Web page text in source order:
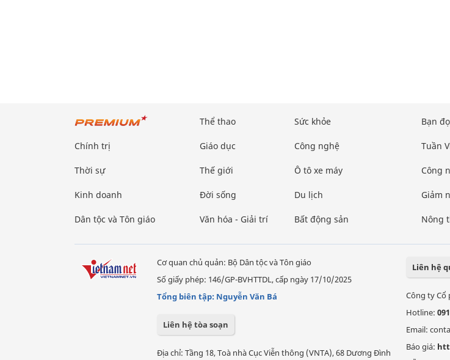
Chính trị
Thời sự
Kinh doanh
Dân tộc và Tôn giáo
Thể thao
Giáo dục
Thế giới
Đời sống
Văn hóa - Giải trí
Sức khỏe
Công nghệ
Ô tô xe máy
Du lịch
Bất động sản
Bạn
Tuần
Công
Giảm
Nông
Cơ quan chủ quản: Bộ Dân tộc và Tôn giáo
Số giấy phép: 146/GP-BVHTTDL, cấp ngày 17/10/2025
Tổng biên tập: Nguyễn Văn Bá
Liên hệ tòa soạn
Địa chỉ: Tầng 18, Toà nhà Cục Viễn thông (VNTA), 68 Dương Đình
Liên hệ
Công ty
Hotline:
Email:
Báo giá: